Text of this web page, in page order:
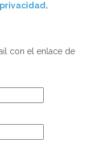
.
con el enlace de